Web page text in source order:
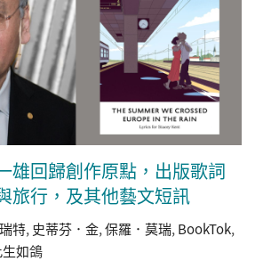
雄回歸創作原點，出版歌詞
旅行，及其他藝文短訊
特, 史蒂芬．金,保羅．莫瑞, BookTok,
生如鴿